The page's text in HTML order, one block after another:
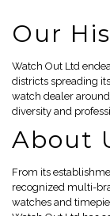
Our
Watch Out Ltd
districts spreading
watch dealer
diversity and
About
From its
recognized multi-
watches and